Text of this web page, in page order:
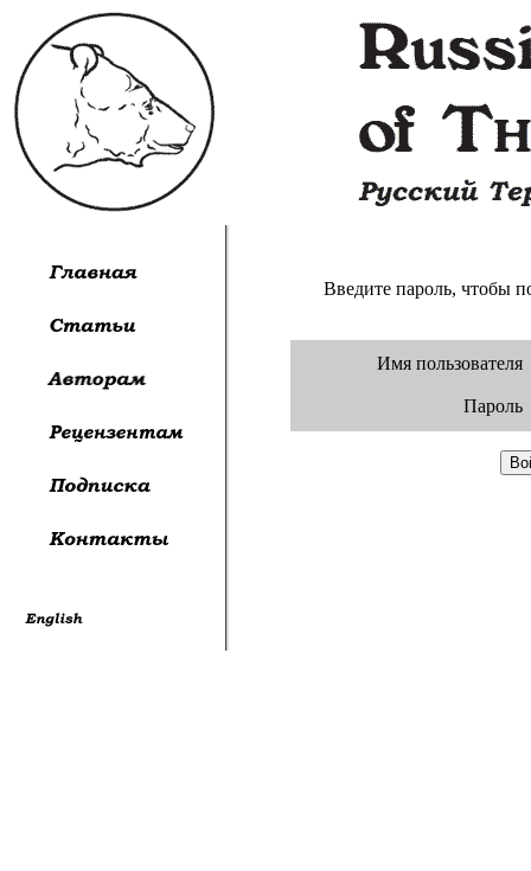
Введите пароль, чтобы
Имя пользователя
Пароль